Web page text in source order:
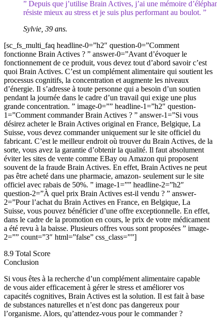
” Depuis que j’utilise Brain Actives, j’ai une mémoire
résiste mieux au stress et je suis plus performant au boulot. ”
Sylvie, 39 ans.
[sc_fs_multi_faq headline-0=”h2″ question-0=”Comment
fonctionne Brain Actives ? ” answer-0=”Avant d’évoquer le
fonctionnement de ce produit, vous devez tout d’abord savoir c’est
quoi Brain Actives. C’est un complément alimentaire qui soutient les
processus cognitifs, la concentration et augmente les niveaux
d’énergie. Il s’adresse à toute personne qui a besoin d’un soutien
pendant la journée dans le cadre d’un travail qui exige une plus
grande concentration. ” image-0=”” headline-1=”h2″ question-
1=”Comment commander Brain Actives ? ” answer-1=”Si vous
désirez acheter le Brain Actives original en France, Belgique, La
Suisse, vous devez commander uniquement sur le site officiel du
fabricant. C’est le meilleur endroit où trouver du Brain Actives, de la
sorte, vous avez la garantie d’obtenir la qualité. Il faut absolument
éviter les sites de vente comme EBay ou Amazon qui proposent
souvent de la fraude Brain Actives. En effet, Brain Actives ne peut
pas être acheté dans une pharmacie, amazon- seulement sur le site
officiel avec rabais de 50%. ” image-1=”” headline-2=”h2″
question-2=”À quel prix Brain Actives est-il vendu ? ” answer-
2=”Pour l’achat du Brain Actives en France, en Belgique, La
Suisse, vous pouvez bénéficier d’une offre exceptionnelle. En effet,
dans le cadre de la promotion en cours, le prix de votre médicament
a été revu à la baisse. Plusieurs offres vous sont proposées ” image-
2=”” count=”3″ html=”false” css_class=””]
8.9 Total Score
Conclusion
Si vous êtes à la recherche d’un complément alimentaire capable
de vous aider efficacement à gérer le stress et améliorer vos
capacités cognitives, Brain Actives est la solution. Il est fait à base
de substances naturelles et n’est donc pas dangereux pour
l’organisme. Alors, qu’attendez-vous pour le commander ?